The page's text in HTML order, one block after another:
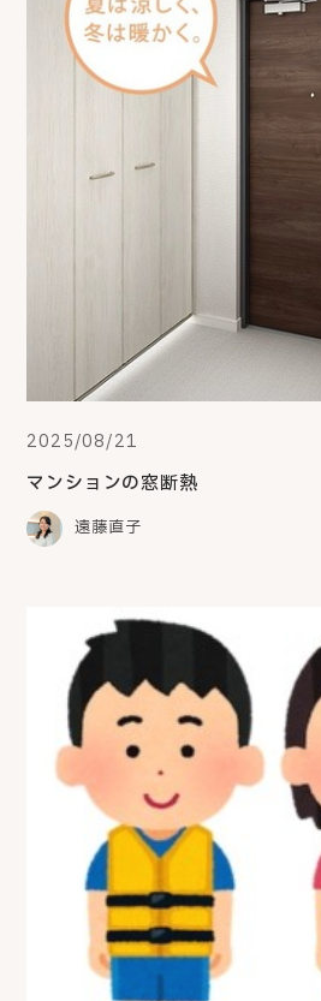
2025/08/21
マンションの窓断熱
遠藤直子